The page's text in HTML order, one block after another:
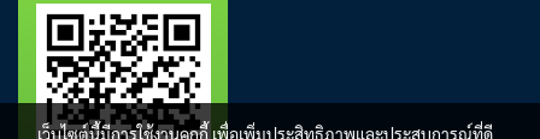
เว็บไซต์นี้มีการใช้งานคุกกี้ เพื่อเพิ่มประสิทธิภาพและประสบการณ์ที่ดี